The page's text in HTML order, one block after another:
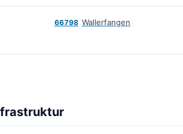
66798 Wallerfangen